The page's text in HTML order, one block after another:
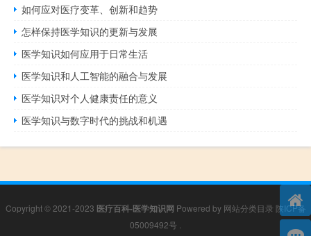
如何应对医疗变革、创新和趋势
怎样保持医学知识的更新与发展
医学知识如何应用于日常生活
医学知识和人工智能的融合与发展
医学知识对个人健康责任的意义
医学知识与数字时代的挑战和机遇
Copyright © 2021-2023 医疗百科-医学知识网 Powered by 网站分类目录 陕ICP备
05009492号